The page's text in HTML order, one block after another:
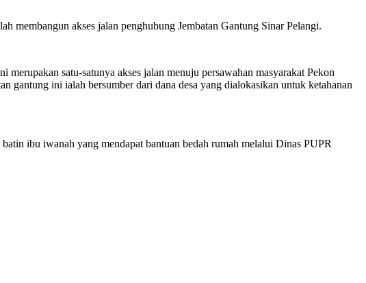
membangun akses jalan penghubung Jembatan Gantung Sinar Pelangi.
satu-satunya akses jalan menuju persawahan masyarakat Pekon
gantung ini ialah bersumber dari dana desa yang dialokasikan untuk ketahanan
ibu iwanah yang mendapat bantuan bedah rumah melalui Dinas PUPR